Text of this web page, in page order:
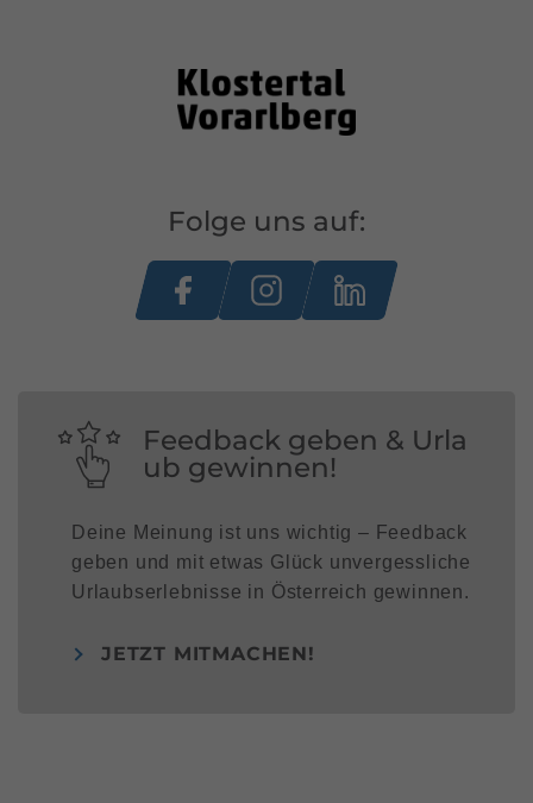
Folge uns auf:
Feedback geben & Urla
ub gewinnen!
Deine Meinung ist uns wichtig – Feedback
geben und mit etwas Glück unvergessliche
Urlaubserlebnisse in Österreich gewinnen.
JETZT MITMACHEN!